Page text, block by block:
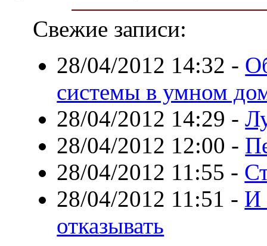
Свежие записи:
28/04/2012 14:32 -
системы в умном
28/04/2012 14:29 -
28/04/2012 12:00 -
28/04/2012 11:55 -
28/04/2012 11:51 - И
отказывать